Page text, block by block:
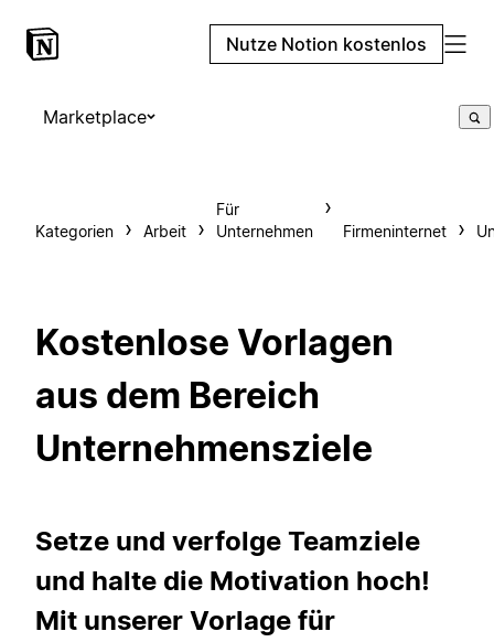
Nutze Notion kostenlos
Marketplace
Kategorien Arbeit
Für
Unternehmen
Firmeninternet
Kostenlose Vorlagen
aus dem Bereich
Unternehmensziele
Setze und verfolge Teamziele
und halte die Motivation hoch!
Mit unserer Vorlage für